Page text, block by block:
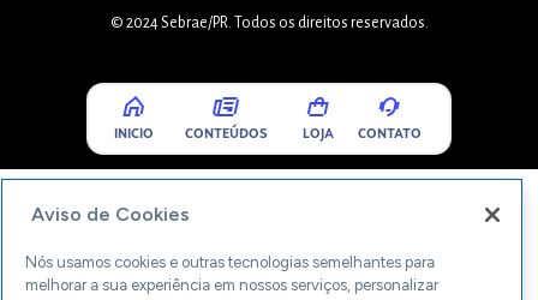
© 2024 Sebrae/PR. Todos os direitos reservados.
INICIO CONTEÚDOS LOJA CONTATO
Aviso de Cookies
Nós usamos cookies e outras tecnologias semelhantes para
melhorar a sua experiência em nossos serviços, personalizar